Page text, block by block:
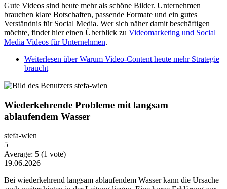
Gute Videos sind heute mehr als schöne Bilder. Unternehmen
brauchen klare Botschaften, passende Formate und ein gutes
Verständnis für Social Media. Wer sich näher damit beschäftigen
möchte, findet hier einen Überblick zu Videomarketing und Social
Media Videos für Unternehmen.
Weiterlesen über Warum Video-Content heute mehr Strategie
braucht
Wiederkehrende Probleme mit langsam
ablaufendem Wasser
stefa-wien
5
Average: 5 (1 vote)
19.06.2026
Bei wiederkehrend langsam ablaufendem Wasser kann die Ursache